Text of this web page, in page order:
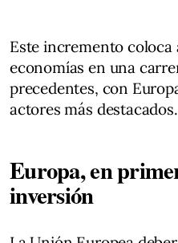
Este incremento coloca
economías en una
precedentes, con
actores más destacados.
Europa, en
inversión